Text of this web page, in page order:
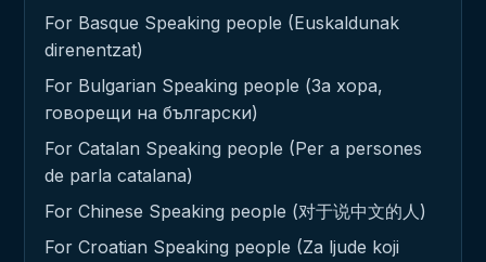
For Basque Speaking people (Euskaldunak
direnentzat)
For Bulgarian Speaking people (За хора,
говорещи на български)
For Catalan Speaking people (Per a persones
de parla catalana)
For Chinese Speaking people (对于说中文的人)
For Croatian Speaking people (Za ljude koji